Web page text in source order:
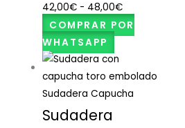
42,00€ - 48,00€
COMPRAR POR
WHATSAPP
Sudadera Capucha
Sudadera